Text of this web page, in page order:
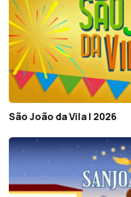
São João da Vila | 2026